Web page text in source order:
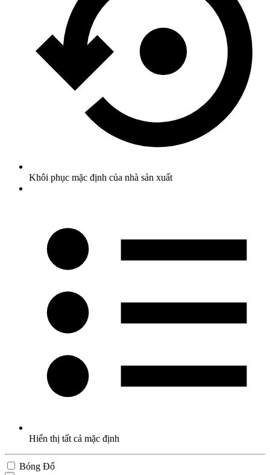
Khôi phục mặc định của nhà sản xuất
Hiển thị tất cả mặc định
Bóng Đổ